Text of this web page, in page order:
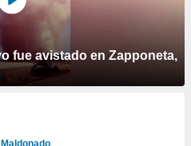
fue avistado en Zapponeta,